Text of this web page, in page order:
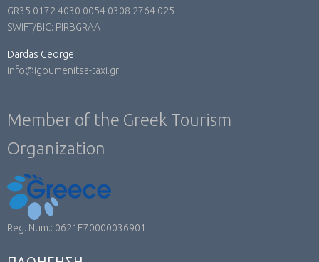
GR35 0172 4030 0054 0308 2764 025
SWIFT/BIC: PIRBGRAA
Dardas George
info@igoumenitsa-taxi.gr
Member of the Greek Tourism
Organization
Reg. Num.: 0621E70000036901